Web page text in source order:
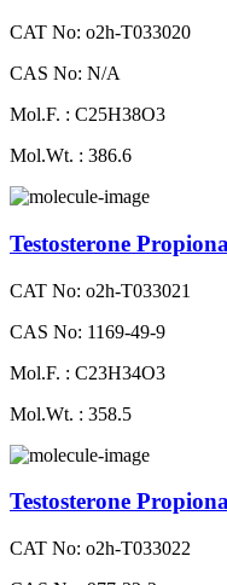
CAT No: o2h-T033020
CAS No: N/A
Mol.F. : C25H38O3
Mol.Wt. : 386.6
Testosterone
CAT No: o2h-T033021
CAS No: 1169-49-9
Mol.F. : C23H34O3
Mol.Wt. : 358.5
Testosterone
CAT No: o2h-T033022